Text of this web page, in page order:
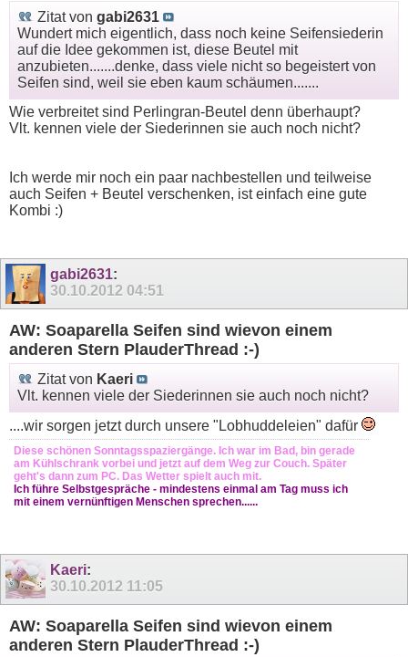
Zitat von gabi2631
Wundert mich eigentlich, dass noch keine Seifensiederin
auf die Idee gekommen ist, diese Beutel mit
anzubieten.......denke, dass viele nicht so begeistert von
Seifen sind, weil sie eben kaum schäumen.......
Wie verbreitet sind Perlingran-Beutel denn überhaupt?
Vlt. kennen viele der Siederinnen sie auch noch nicht?
Ich werde mir noch ein paar nachbestellen und teilweise
auch Seifen + Beutel verschenken, ist einfach eine gute
Kombi :)
gabi2631:
30.10.2012 04:51
AW: Soaparella Seifen sind wievon einem
anderen Stern PlauderThread :-)
Zitat von Kaeri
Vlt. kennen viele der Siederinnen sie auch noch nicht?
....wir sorgen jetzt durch unsere "Lobhuddeleien" dafür
Diese schönen Sonntagsspaziergänge. Ich war im Bad, bin gerade
am Kühlschrank vorbei und jetzt auf dem Weg zur Couch. Später
geht's dann zum PC. Das Wetter spielt auch mit.
Ich führe Selbstgespräche - mindestens einmal am Tag muss ich
mit einem vernünftigen Menschen sprechen......
Kaeri:
30.10.2012 11:05
AW: Soaparella Seifen sind wievon einem
anderen Stern PlauderThread :-)